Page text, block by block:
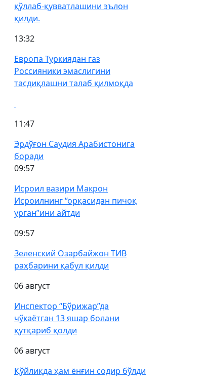
қўллаб-қувватлашини эълон
қилди.
13:32
Европа Туркиядан газ
Россияники эмаслигини
тасдиқлашни талаб қилмоқда
11:47
Эрдўғон Саудия Арабистонига
боради
09:57
Исроил вазири Макрон
Исроилнинг “орқасидан пичоқ
урган”ини айтди
09:57
Зеленский Озарбайжон ТИВ
раҳбарини қабул қилди
06 август
Инспектор “Бўрижар”да
чўкаётган 13 яшар болани
қутқариб қолди
06 август
Қўйлиқда ҳам ёнғин содир бўлди